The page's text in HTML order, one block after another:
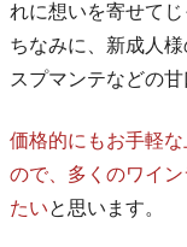
れに想いを寄せて
ちなみに、新成人
スプマンテなどの
価格的にもお手軽
ので、多くのワイ
たいと思います。